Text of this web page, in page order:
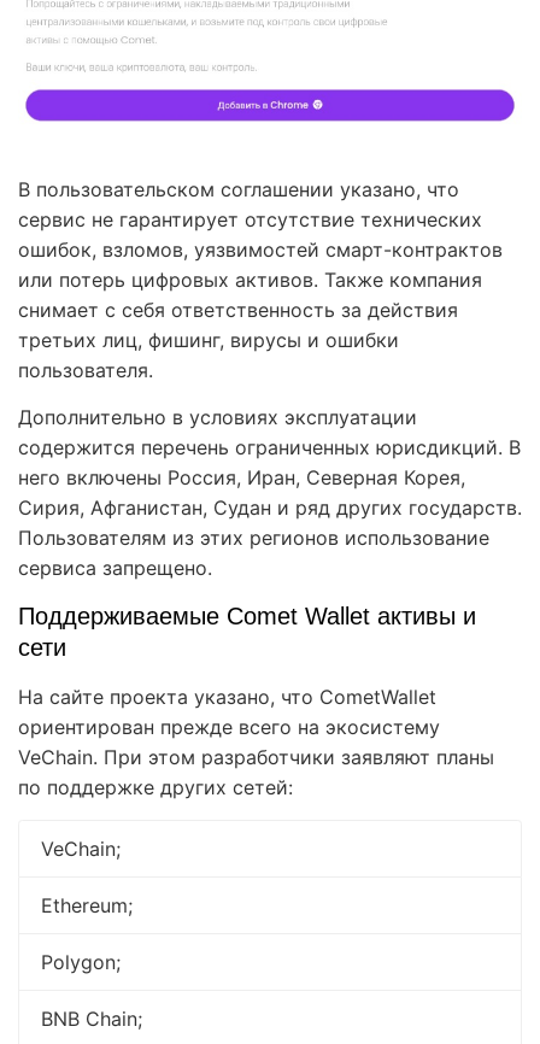
В пользовательском соглашении указано, что
сервис не гарантирует отсутствие технических
ошибок, взломов, уязвимостей смарт-контрактов
или потерь цифровых активов. Также компания
снимает с себя ответственность за действия
третьих лиц, фишинг, вирусы и ошибки
пользователя.
Дополнительно в условиях эксплуатации
содержится перечень ограниченных юрисдикций. В
него включены Россия, Иран, Северная Корея,
Сирия, Афганистан, Судан и ряд других государств.
Пользователям из этих регионов использование
сервиса запрещено.
Поддерживаемые Comet Wallet активы и
сети
На сайте проекта указано, что CometWallet
ориентирован прежде всего на экосистему
VeChain. При этом разработчики заявляют планы
по поддержке других сетей:
VeChain;
Ethereum;
Polygon;
BNB Chain;